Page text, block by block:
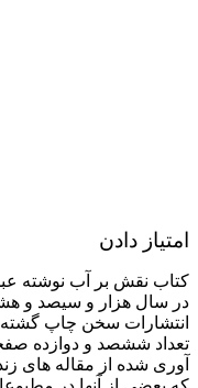
امتیاز دادن
کتاب نقش بر آب نوشته
در سال هزار و سیصد و
انتشارات سخن چاپ گشته
تعداد ششصد و دوازده
آوری شده از مقاله های